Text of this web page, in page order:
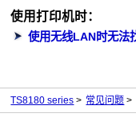
使用打印机时：
使用无线LAN时无法
TS8180 series 常见问题